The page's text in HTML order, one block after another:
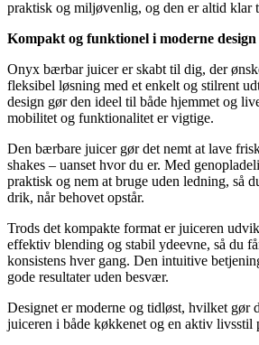
praktisk og miljøvenlig, og den er altid klar
Kompakt og funktionel i moderne design
Onyx bærbar juicer er skabt til dig, der
fleksibel løsning med et enkelt og stilrent
design gør den ideel til både hjemmet og
mobilitet og funktionalitet er vigtige.
Den bærbare juicer gør det nemt at lave
shakes – uanset hvor du er. Med
praktisk og nem at bruge uden ledning, så
drik, når behovet opstår.
Trods det kompakte format er juiceren
effektiv blending og stabil ydeevne, så du
konsistens hver gang. Den intuitive
gode resultater uden besvær.
Designet er moderne og tidløst, hvilket gør
juiceren i både køkkenet og en aktiv livsstil